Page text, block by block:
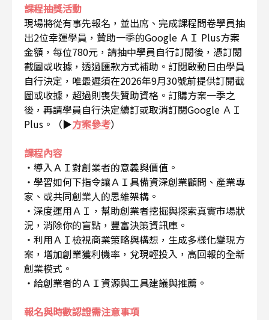
課程抽獎活動
現場將從有事先報名，並出席、完成課程問卷學員抽
出2位幸運學員，贊助一季的Google ＡＩ Plus方案
金額，每位780元，請抽中學員自行訂閱後，憑訂閱
截圖或收據，透過匯款方式補助。訂閱啟動日由學員
自行決定，唯最遲須在2026年9月30號前提供訂閱截
圖或收據，超過則喪失贊助資格。訂購方案一季之
後，再請學員自行決定續訂或取消訂閱Google ＡＩ
Plus。（▶方案參考）
課程內容
・導入ＡＩ對創業者的意義與價值。
・學習如何下指令讓ＡＩ具備資深創業顧問、產業專
家、或共同創業人的思維架構。
・深度運用ＡＩ，幫助創業者挖掘與探索真實市場狀
況，消除你的盲點，豐富決策資訊庫。
・利用ＡＩ檢視商業策略與構想，生成多樣化變現方
案，增加創業獲利機率，兌現輕投入，高回報的全新
創業模式。
・給創業者的ＡＩ資源與工具建議與推薦。
報名與時數認證需注意事項